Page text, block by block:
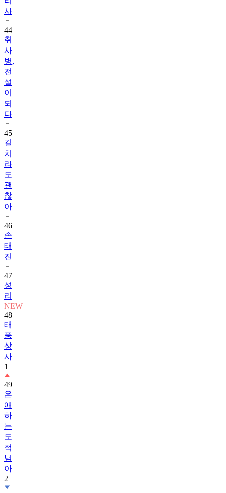
44
취
사
병,
전
설
이
되
다
45
길
치
라
도
괜
찮
아
46
손
태
진
47
성
리
NEW
48
태
풍
상
사
1
49
은
애
하
는
도
적
님
아
2
50
손